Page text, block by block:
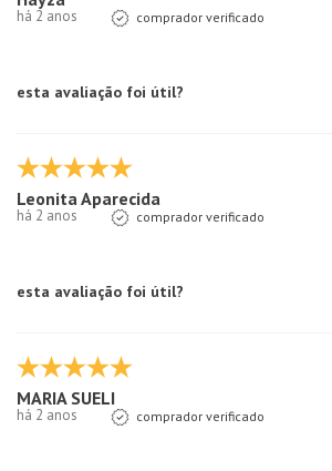
há 2 anos comprador verificado
esta avaliação foi útil?
Leonita Aparecida
há 2 anos comprador verificado
esta avaliação foi útil?
MARIA SUELI
há 2 anos comprador verificado